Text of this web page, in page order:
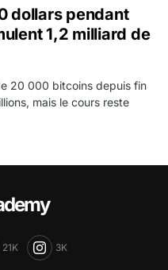
dollars pendant
1,2 milliard de
20 000 bitcoins depuis fin
mais le cours reste
21K 3K